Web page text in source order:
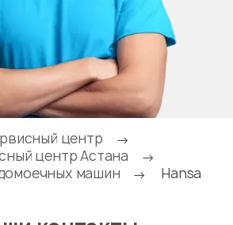
центр
→
центр Астана
→
машин
→ Hansa